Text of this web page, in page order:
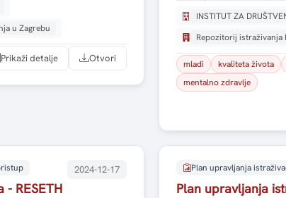
u Zagrebu
Prikaži detalje Otvori
INSTITUT ZA
Repozitorij istraživanja
mladi kvaliteta života
mentalno zdravlje
RESETH
2024-12-17 Plan upravljanja
Plan upravljanja